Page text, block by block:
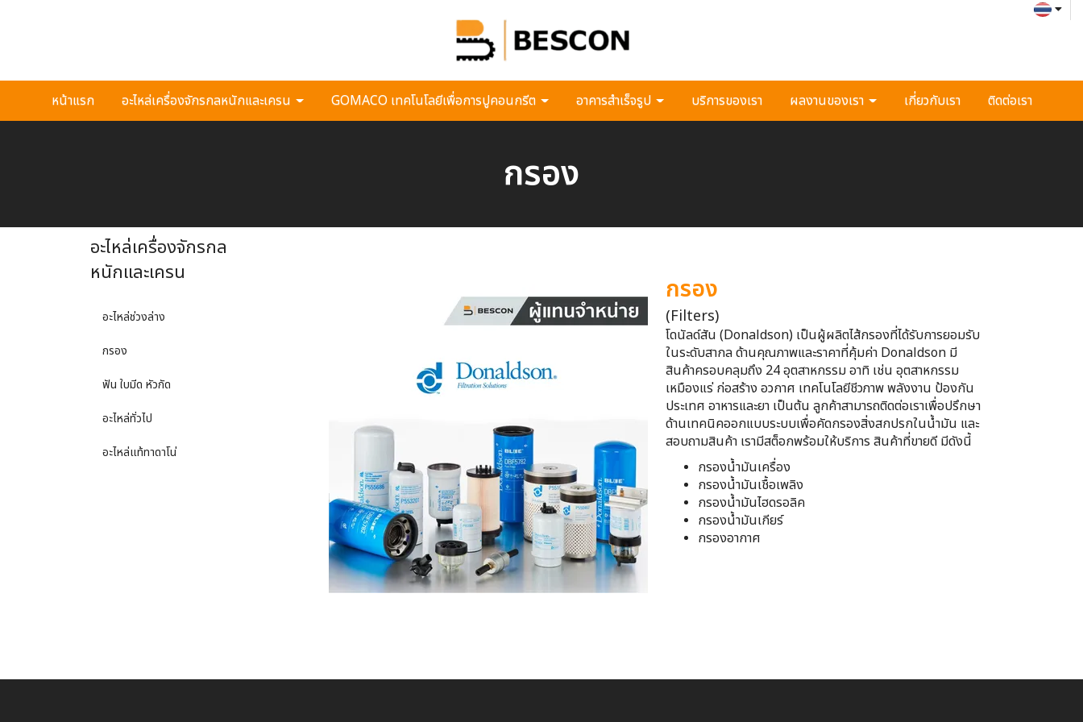
หน้าแรก อะไหล่เครื่องจักรกลหนักและเครน GOMACO เทคโนโลยีเพื่อการปูคอนกรีต อาคารสำเร็จรูป บริการของเรา ผลงานของเรา เกี่ยวกับเรา ติดต่อเรา
กรอง
อะไหล่เครื่องจักรกล
หนักและเครน
อะไหล่ช่วงล่าง
กรอง
ฟัน ใบมีด หัวกัด
อะไหล่ทั่วไป
อะไหล่แท้ทาดาโน่
กรอง
(Filters)
โดนัลด์สัน (Donaldson) เป็นผู้ผลิตไส้กรองที่ได้รับการยอมรับ
ในระดับสากล ด้านคุณภาพและราคาที่คุ้มค่า Donaldson มี
สินค้าครอบคลุมถึง 24 อุตสาหกรรม อาทิ เช่น อุตสาหกรรม
เหมืองแร่ ก่อสร้าง อวกาศ เทคโนโลยีชีวภาพ พลังงาน ป้องกัน
ประเทศ อาหารและยา เป็นต้น ลูกค้าสามารถติดต่อเราเพื่อปรึกษา
ด้านเทคนิคออกแบบระบบเพื่อคัดกรองสิ่งสกปรกในน้ำมัน และ
สอบถามสินค้า เรามีสต็อกพร้อมให้บริการ สินค้าที่ขายดี มีดังนี้
กรองน้ำมันเครื่อง
กรองน้ำมันเชื้อเพลิง
กรองน้ำมันไฮดรอลิค
กรองน้ำมันเกียร์
กรองอากาศ